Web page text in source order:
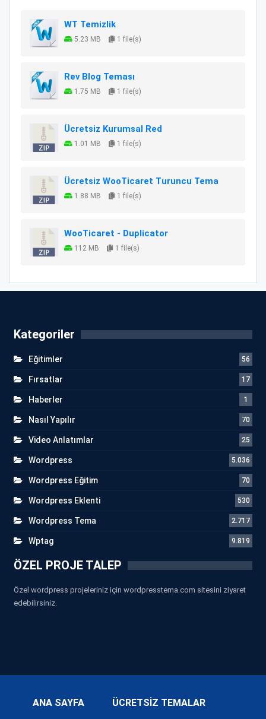
WT Temizlik
5.23 MB 1 file(s)
Rev Blog Teması
1.75 MB 1 file(s)
Ücretsiz Kurumsal Red
1.01 MB 1 file(s)
Ücretsiz WooTicaret Turuncu Tema
1.88 MB 1 file(s)
WooTicaret - Duplicator
112 MB 1 file(s)
Kategoriler
Eğitimler 56
Fırsatlar 17
Haberler 1
Nasıl Yapılır 70
Video Anlatımlar 25
Wordpress 5.036
Wordpress Eğitim 70
Wordpress Eklenti 530
Wordpress Tema 2.717
Wptag 9.819
ÖZEL PROJE TALEP
Özel wordpress projeleriniz için wordpresstema.com sitesini ziyaret
edebilirsiniz.
ANA SAYFA ÜCRETSİZ TEMALAR